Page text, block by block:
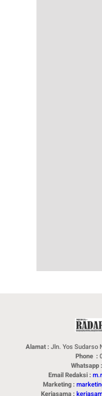
Alamat : Jln. Yos Sudarso
Phone :
Whatsapp
Email Redaksi :
Marketing :
Kerjasama :